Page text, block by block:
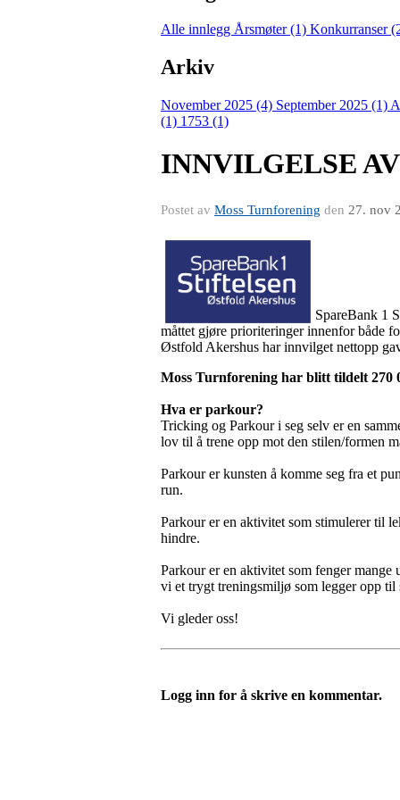
Alle innlegg Årsmøter (1) Konkurranser
Arkiv
November 2025 (4) September 2025 (1)
(1) 1753 (1)
INNVILGELSE
Postet av Moss Turnforening den 27. nov
SpareBank 1
måttet gjøre prioriteringer innenfor både
Østfold Akershus har innvilget nettopp
Moss Turnforening har blitt tildelt
Hva er parkour?
Tricking og Parkour i seg selv er en
lov til å trene opp mot den stilen/formen
Parkour er kunsten å komme seg fra et
run.
Parkour er en aktivitet som stimulerer til
hindre.
Parkour er en aktivitet som fenger
vi et trygt treningsmiljø som legger opp til
Vi gleder oss!
Logg inn for å skrive en kommentar.